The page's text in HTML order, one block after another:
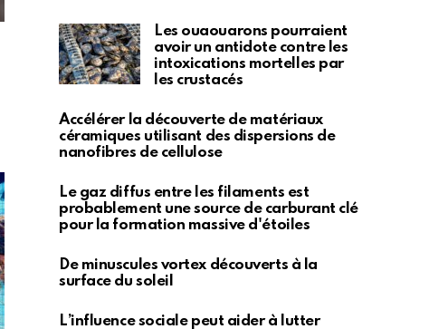
Les ouaouarons pourraient
avoir un antidote contre les
intoxications mortelles par
les crustacés
Accélérer la découverte de matériaux
céramiques utilisant des dispersions de
nanofibres de cellulose
Le gaz diffus entre les filaments est
probablement une source de carburant clé
pour la formation massive d'étoiles
De minuscules vortex découverts à la
surface du soleil
L’influence sociale peut aider à lutter